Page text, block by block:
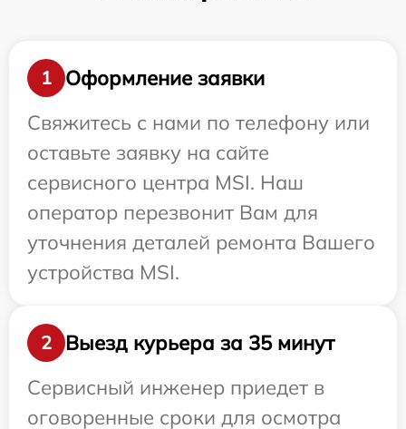
1
Оформление заявки
Свяжитесь с нами по телефону или
оставьте заявку на сайте
сервисного центра MSI. Наш
оператор перезвонит Вам для
уточнения деталей ремонта Вашего
устройства MSI.
2
Выезд курьера за 35 минут
Сервисный инженер приедет в
оговоренные сроки для осмотра